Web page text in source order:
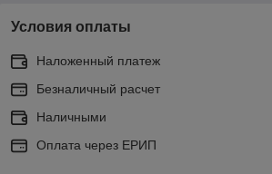
Условия оплаты
Наложенный платеж
Безналичный расчет
Наличными
Оплата через ЕРИП